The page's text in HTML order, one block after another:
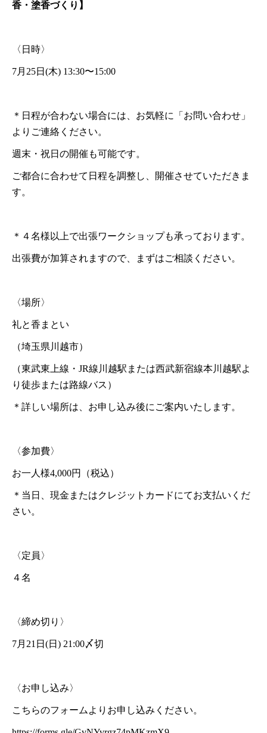
香・塗香づくり】
〈日時〉
7月25日(木) 13:30〜15:00
＊日程が合わない場合には、お気軽に「お問い合わせ」
よりご連絡ください。
週末・祝日の開催も可能です。
ご都合に合わせて日程を調整し、開催させていただきま
す。
＊４名様以上で出張ワークショップも承っております。
出張費が加算されますので、まずはご相談ください。
〈場所〉
礼と香まとい
（埼玉県川越市）
（東武東上線・JR線川越駅または西武新宿線本川越駅よ
り徒歩または路線バス）
＊詳しい場所は、お申し込み後にご案内いたします。
〈参加費〉
お一人様4,000円（税込）
＊当日、現金またはクレジットカードにてお支払いくだ
さい。
〈定員〉
４名
〈締め切り〉
7月21日(日) 21:00〆切
〈お申し込み〉
こちらのフォームよりお申し込みください。